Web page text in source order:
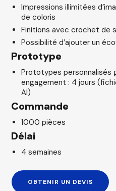
Impressions illimitées
de coloris
Finitions avec crochet de
Possibilité d’ajouter un
Prototype
Prototypes personnalisés
engagement : 4 jours
AI)
Commande
1000 pièces
Délai
4 semaines
OBTENIR UN DEVIS